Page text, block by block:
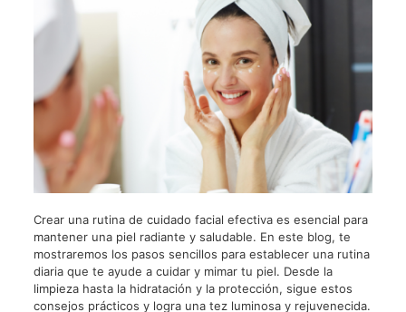
Crear una rutina de cuidado facial efectiva es esencial para
mantener una piel radiante y saludable. En este blog, te
mostraremos los pasos sencillos para establecer una rutina
diaria que te ayude a cuidar y mimar tu piel. Desde la
limpieza hasta la hidratación y la protección, sigue estos
consejos prácticos y logra una tez luminosa y rejuvenecida.